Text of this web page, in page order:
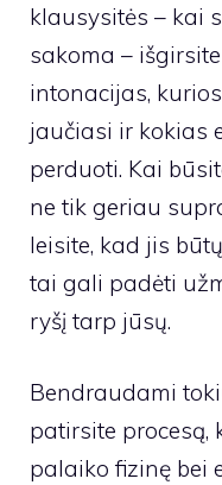
klausysitės – kai
sakoma –
intonacijas,
jaučiasi ir kokias
perduoti. Kai
ne tik geriau
leisite, kad jis
tai gali padėti
ryšį tarp jūsų.
Bendraudami
patirsite procesą,
palaiko fizinę bei